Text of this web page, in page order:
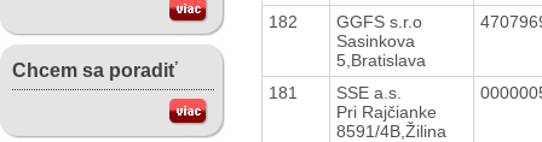
Chcem sa poradiť
182
GGFS s.r.o
Sasinkova
5,Bratislava
181
SSE a.s.
Pri Rajčianke
8591/4B,Žilina